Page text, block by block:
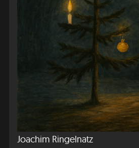
Joachim Ringelnatz